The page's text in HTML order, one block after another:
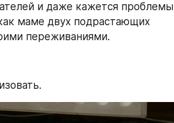
и даже кажется проблемы
маме двух подрастающих
переживаниями.